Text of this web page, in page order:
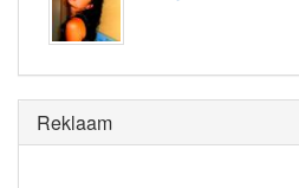
Reklaam